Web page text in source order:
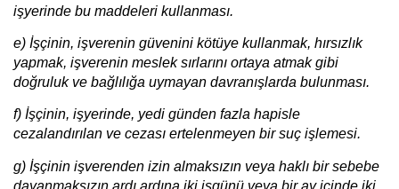
işyerinde bu maddeleri kullanması.
e) İşçinin, işverenin güvenini kötüye kullanmak, hırsızlık
yapmak, işverenin meslek sırlarını ortaya atmak gibi
doğruluk ve bağlılığa uymayan davranışlarda bulunması.
f) İşçinin, işyerinde, yedi günden fazla hapisle
cezalandırılan ve cezası ertelenmeyen bir suç işlemesi.
g) İşçinin işverenden izin almaksızın veya haklı bir sebebe
dayanmaksızın ardı ardına iki işgünü veya bir ay içinde iki